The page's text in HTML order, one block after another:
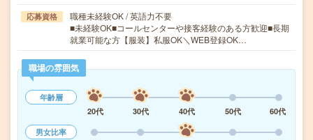
応募資格
職種未経験OK / 英語力不要
■未経験OK■コールセンターや接客経験のある方歓迎■長期
就業可能な方【服装】私服OK＼WEB登録OK…
職場の雰囲気
年齢層
20代
30代 40代 50代
60代
男女比率